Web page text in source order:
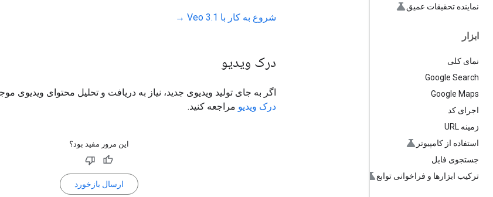
نماینده تحقیقات عمیق
ابزار
نمای کلی
Google Search
Google Maps
اجرای کد
زمینه URL
استفاده از کامپیوتر
جستجوی فایل
ترکیب ابزارها و فراخوانی توابع
شروع به کار با Veo 3.1 →
درک ویدیو
اگر به جای تولید ویدیوی جدید، نیاز به دریافت و تحلیل محتوای ویدیوی
درک ویدیو مراجعه کنید.
این مرور مفید بود؟
ارسال بازخورد